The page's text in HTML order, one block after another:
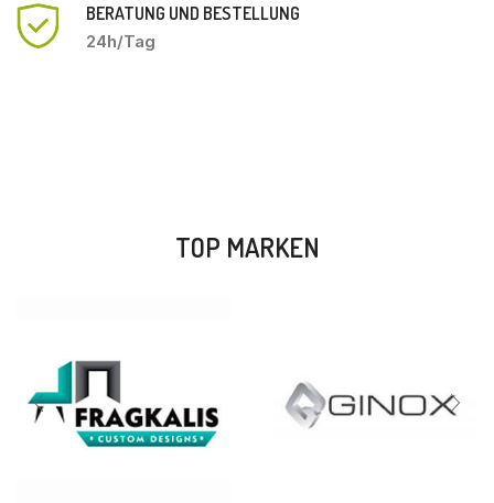
BERATUNG UND BESTELLUNG
24h/Tag
TOP MARKEN